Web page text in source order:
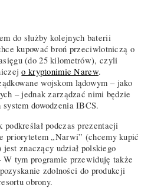
do służby kolejnych baterii
kupować broń przeciwlotniczą o
(do 25 kilometrów), czyli
o kryptonimie Narew.
wojskom lądowym – jako
– jednak zarządzać nimi będzie
system dowodzenia IBCS.
podczas prezentacji
priorytetem „Narwi” (chcemy kupić
znaczący udział polskiego
W tym programie przewiduję także
zdolności do produkcji
obrony.